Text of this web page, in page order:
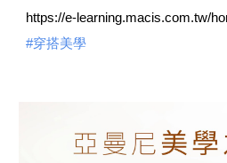
https://e-learning.macis.com.tw/
#穿搭美學